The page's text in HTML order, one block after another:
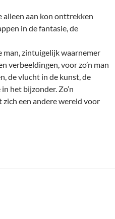
alleen aan kon onttrekken
in de fantasie, de
man, zintuigelijk waarnemer
verbeeldingen, voor zo’n man
de vlucht in de kunst, de
het bijzonder. Zo’n
een andere wereld voor
is het nooit te laat